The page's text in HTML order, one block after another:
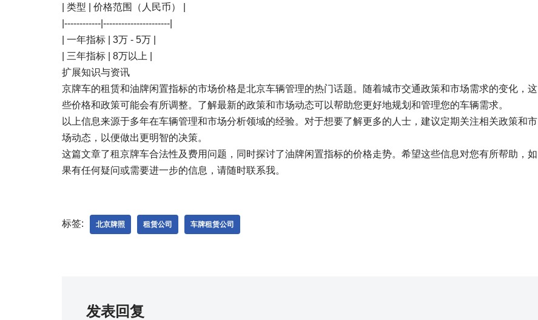
| 类型 | 价格范围（人民币） |
|------------|----------------------|
| 一年指标 | 3万 - 5万 |
| 三年指标 | 8万以上 |
扩展知识与资讯
京牌车的租赁和油牌闲置指标的市场价格是北京车辆管理的热门话题。随着城市交通政策和市场需求的变化，这
些价格和政策可能会有所调整。了解最新的政策和市场动态可以帮助您更好地规划和管理您的车辆需求。
以上信息来源于多年在车辆管理和市场分析领域的经验。对于想要了解更多的人士，建议定期关注相关政策和市
场动态，以便做出更明智的决策。
这篇文章了租京牌车合法性及费用问题，同时探讨了油牌闲置指标的价格走势。希望这些信息对您有所帮助，如
果有任何疑问或需要进一步的信息，请随时联系我。
标签: 北京牌照 租赁公司 车牌租赁公司
发表回复